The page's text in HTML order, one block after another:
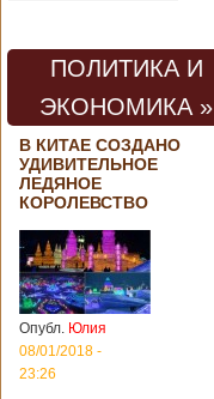
короонавируса в
регионе.
протеста стало
профсоюзное
объединение
медицинских
работников. По
мнению
активистов,
больницы Гонконга
Подробнее...
Опубликовано
04/02/2020 - 15:45
Третий год
подряд Китай
становится
ПОЛИТИКА И
ЭКОНОМИКА »
В КИТАЕ СОЗДАНО
УДИВИТЕЛЬНОЕ
ЛЕДЯНОЕ
КОРОЛЕВСТВО
Опубл. Юлия
08/01/2018 -
23:26